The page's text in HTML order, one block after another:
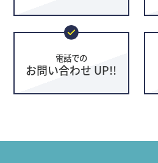
電話での
お問い合わせ UP!!